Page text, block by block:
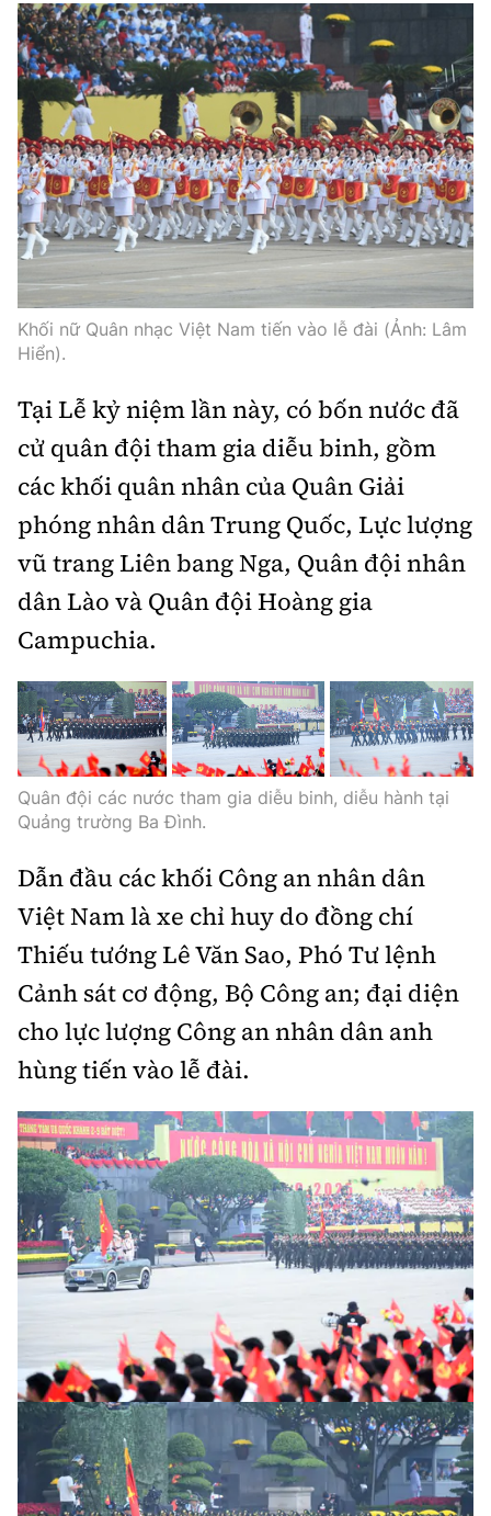
Khối nữ Quân nhạc Việt Nam tiến vào lễ đài (Ảnh: Lâm
Hiển).
Tại Lễ kỷ niệm lần này, có bốn nước đã
cử quân đội tham gia diễu binh, gồm
các khối quân nhân của Quân Giải
phóng nhân dân Trung Quốc, Lực lượng
vũ trang Liên bang Nga, Quân đội nhân
dân Lào và Quân đội Hoàng gia
Campuchia.
Quân đội các nước tham gia diễu binh, diễu hành tại
Quảng trường Ba Đình.
Dẫn đầu các khối Công an nhân dân
Việt Nam là xe chỉ huy do đồng chí
Thiếu tướng Lê Văn Sao, Phó Tư lệnh
Cảnh sát cơ động, Bộ Công an; đại diện
cho lực lượng Công an nhân dân anh
hùng tiến vào lễ đài.